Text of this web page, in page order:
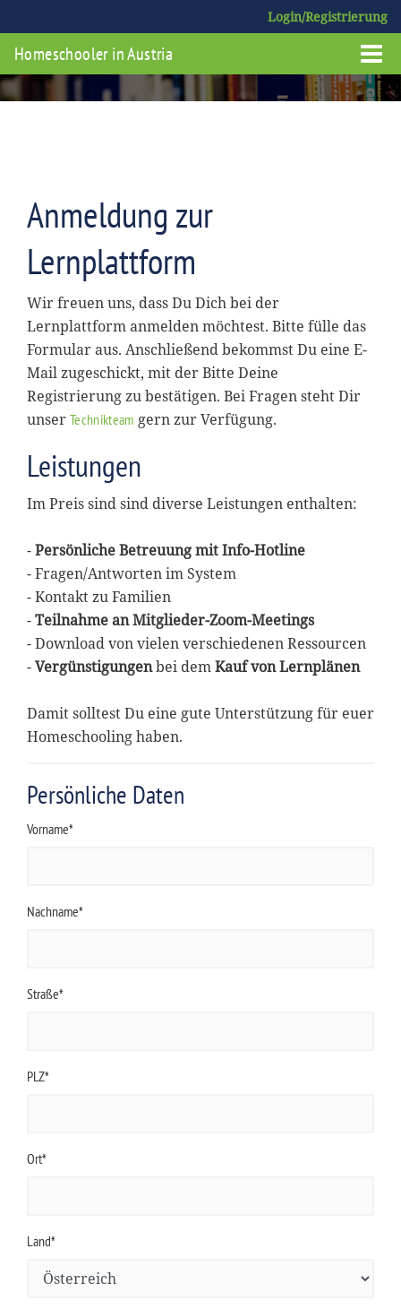
Login/Registrierung
Homeschooler in Austria
Anmeldung zur
Lernplattform
Wir freuen uns, dass Du Dich bei der
Lernplattform anmelden möchtest. Bitte fülle das
Formular aus. Anschließend bekommst Du eine E-
Mail zugeschickt, mit der Bitte Deine
Registrierung zu bestätigen. Bei Fragen steht Dir
unser Technikteam gern zur Verfügung.
Leistungen
Im Preis sind sind diverse Leistungen enthalten:
-Persönliche Betreuung mit Info-Hotline
- Fragen/Antworten im System
- Kontakt zu Familien
-Teilnahme an Mitglieder-Zoom-Meetings
- Download von vielen verschiedenen Ressourcen
-Vergünstigungenbei demKauf von Lernplänen
Damit solltest Du eine gute Unterstützung für euer
Homeschooling haben.
Persönliche Daten
Vorname*
Nachname*
Straße*
PLZ*
Ort*
Land*